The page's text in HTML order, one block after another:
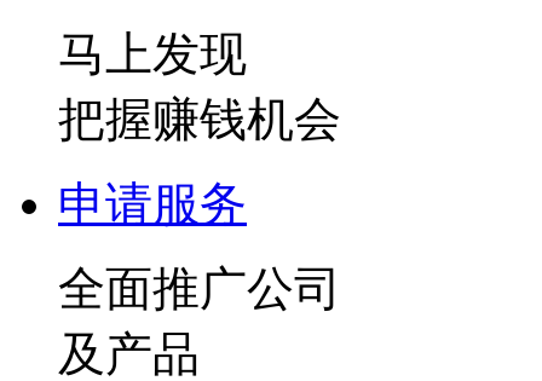
马上发现
把握赚钱机会
申请服务
全面推广公司
及产品